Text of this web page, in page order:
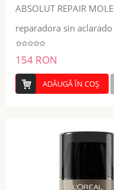
ABSOLUT REPAIR
reparadora sin
154 RON
ADĂUGĂ ÎN COŞ